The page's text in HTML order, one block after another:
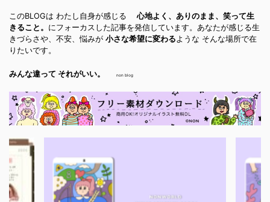
このBLOGは わたし自身が感じる心地よく、ありのまま、笑って生
きること。 にフォーカスした記事を発信しています。あなたが感じる生
きづらさや、不安、悩みが 小さな希望に変わる ような そんな場所で在
りたいです。
みんな違って それがいい。 non blog